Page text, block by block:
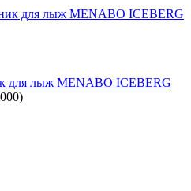
для лыж MENABO ICEBERG
)